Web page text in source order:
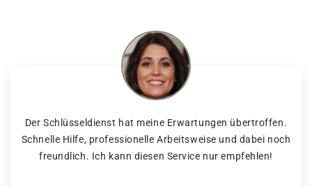
Der Schlüsseldienst hat meine Erwartungen übertroffen.
Schnelle Hilfe, professionelle Arbeitsweise und dabei noch
freundlich. Ich kann diesen Service nur empfehlen!